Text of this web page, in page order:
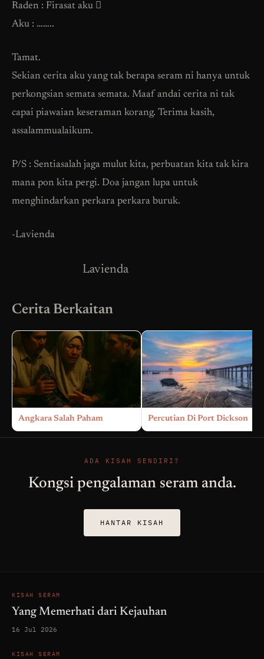
Raden : Firasat aku 
Aku : ……..
Tamat.
Sekian cerita aku yang tak berapa seram ni hanya untuk
perkongsian semata semata. Maaf andai cerita ni tak
capai piawaian keseraman korang. Terima kasih,
assalammualaikum.
P/S : Sentiasalah jaga mulut kita, perbuatan kita tak kira
mana pon kita pergi. Doa jangan lupa untuk
menghindarkan perkara perkara buruk.
-Lavienda
Lavienda
Cerita Berkaitan
Angkara Salah Paham Percutian Di Port Dickson
ADA KISAH SENDIRI?
Kongsi pengalaman seram anda.
HANTAR KISAH
KISAH SERAM
Yang Memerhati dari Kejauhan
16 Jul 2026
KISAH SERAM